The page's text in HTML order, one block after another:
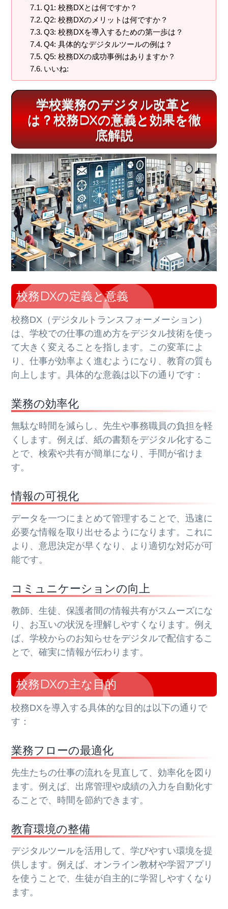
Q1: 校務DXとは何ですか？
Q2: 校務DXのメリットは何ですか？
Q3: 校務DXを導入するための第一歩は？
Q4: 具体的なデジタルツールの例は？
Q5: 校務DXの成功事例はありますか？
いいね:
学校業務のデジタル改革と
は？校務DXの意義と効果を徹
底解説
校務DXの定義と意義
校務DX（デジタルトランスフォーメーション）
は、学校での仕事の進め方をデジタル技術を使っ
て大きく変えることを指します。この変革によ
り、仕事が効率よく進むようになり、教育の質も
向上します。具体的な意義は以下の通りです：
業務の効率化
無駄な時間を減らし、先生や事務職員の負担を軽
くします。例えば、紙の書類をデジタル化するこ
とで、検索や共有が簡単になり、手間が省けま
す。
情報の可視化
データを一つにまとめて管理することで、迅速に
必要な情報を取り出せるようになります。これに
より、意思決定が早くなり、より適切な対応が可
能です。
コミュニケーションの向上
教師、生徒、保護者間の情報共有がスムーズにな
り、お互いの状況を理解しやすくなります。例え
ば、学校からのお知らせをデジタルで配信するこ
とで、確実に情報が伝わります。
校務DXの主な目的
校務DXを導入する具体的な目的は以下の通りで
す：
業務フローの最適化
先生たちの仕事の流れを見直して、効率化を図り
ます。例えば、出席管理や成績の入力を自動化す
ることで、時間を節約できます。
教育環境の整備
デジタルツールを活用して、学びやすい環境を提
供します。例えば、オンライン教材や学習アプリ
を使うことで、生徒が自主的に学習しやすくなり
ます。